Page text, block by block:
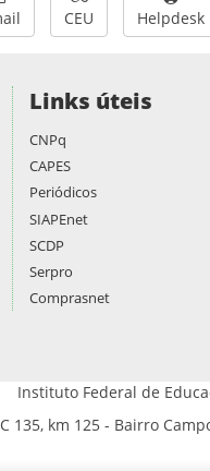
CEU Helpdesk
Links úteis
CNPq
CAPES
Periódicos
SIAPEnet
SCDP
Serpro
Comprasnet
Instituto Federal de
135, km 125 - Bairro